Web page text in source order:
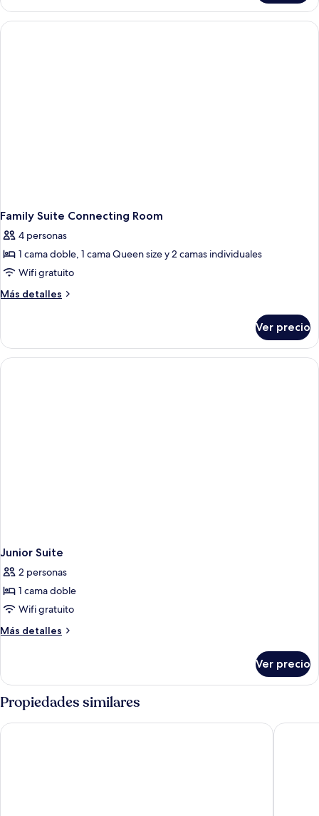
Double
Room
Family Suite Connecting Room
4 personas
1 cama doble, 1 cama Queen size y 2 camas individuales
Wifi gratuito
Más detalles
Más
Suite
Connecting
Room
Ver precio
Junior Suite
2 personas
1 cama doble
Wifi gratuito
Más detalles
Más
Suite
Ver precio
Propiedades similares
Jaff Hotels & SPA Nişantaşı